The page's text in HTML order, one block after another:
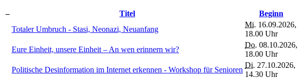
– Titel Beginn
Totaler Umbruch - Stasi, Neonazi, Neuanfang
Mi. 16.09.2026,
18.00 Uhr
Eure Einheit, unsere Einheit – An wen erinnern wir?
Do. 08.10.2026,
18.00 Uhr
Politische Desinformation im Internet erkennen - Workshop für Senioren
Di. 27.10.2026,
14.30 Uhr